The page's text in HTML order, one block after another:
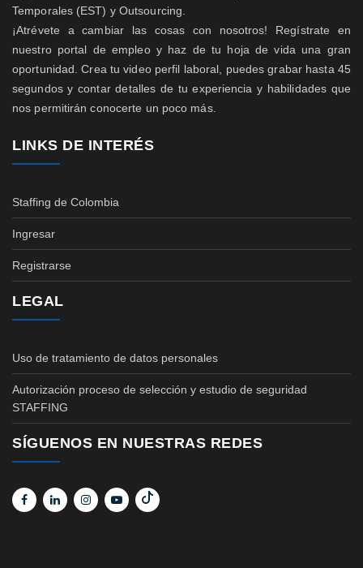
Temporales (EST) y Outsourcing.
¡Atrévete a cambiar las cosas con nosotros! Regístrate en
nuestro portal de empleo y haz de tu hoja de vida una gran
oportunidad. Crea tu video perfil laboral, puedes grabar hasta 45
segundos y contar detalles de tu experiencia y habilidades que
nos permitirán conocerte un poco más.
LINKS DE INTERÉS
Staffing de Colombia
Ingresar
Registrarse
LEGAL
Uso de tratamiento de datos personales
Autorización proceso de selección y estudio de seguridad
STAFFING
SÍGUENOS EN NUESTRAS REDES